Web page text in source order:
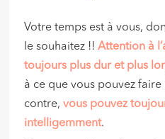
Votre temps est à vous,
le souhaitez !!Attention à
toujours plus dur et plus
à ce que vous pouvez
contre,vous pouvez
intelligemment.